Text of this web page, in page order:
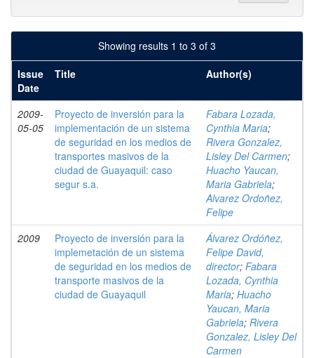
Showing results 1 to 3 of 3
Issue
Date
Title Author(s)
2009-
05-05
Proyecto de inversión para la
implementación de un sistema
de seguridad en los medios de
transportes masivos de la
ciudad de Guayaquil: caso
segur s.a.
Fabara Lozada,
Cynthia Maria;
Rivera Gonzalez,
Lisley Del Carmen;
Huacho Yaucan,
Maria Gabriela;
Alvarez Ordoñez,
Felipe
2009
Proyecto de inversión para la
implemetación de un sistema
de seguridad en los medios de
transporte masivos de la
ciudad de Guayaquil
Álvarez Ordóñez,
Felipe David,
director; Fabara
Lozada, Cynthia
Maria; Huacho
Yaucan, Maria
Gabriela; Rivera
Gonzalez, Lisley Del
Carmen